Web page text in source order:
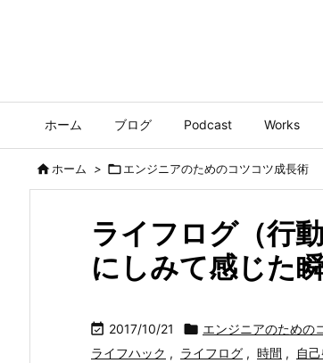
ホーム ブログ Podcast Works
ホーム > エンジニアのためのコツコツ成長術
ライフログ（行
にしみて感じた
 2017/10/21  エンジニアのための
ライフハック , ライフログ , 時間 , 自